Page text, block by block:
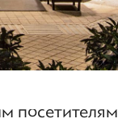
посетителям